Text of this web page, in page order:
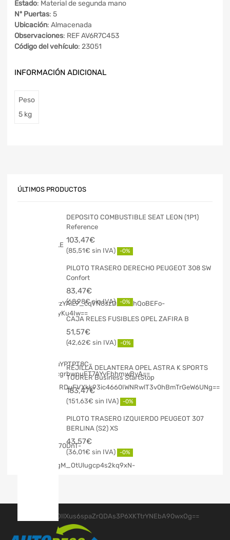
Estado: Material de segunda mano
Nº Puertas: 5
Ubicación: Almacenada
Observaciones: REF AV6R7C453
Código del vehículo: 23051
INFORMACIÓN ADICIONAL
Peso
5 kg
ÚLTIMOS PRODUCTOS
DEPOSITO COMBUSTIBLE SEAT LEON (1P1)
Reference
103,47€
85,51€ -0%
PILOTO TRASERO DERECHO PEUGEOT 308 SW
Confort
83,47€
68,98€ -0%
CAJA RELES FUSIBLES OPEL ZAFIRA B
51,57€
42,62€ -0%
REJILLA DELANTERA OPEL ASTRA K SPORTS
TOURER Business StartStop
183,47€
151,63€ -0%
PILOTO TRASERO IZQUIERDO PEUGEOT 307
BERLINA (S2) XS
43,57€
36,01€ -0%